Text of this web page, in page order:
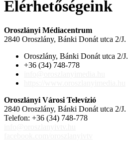
Elérhetőségeink
Oroszlányi Médiacentrum
2840 Oroszlány, Bánki Donát utca 2/J.
Oroszlány, Bánki Donát utca 2/J.
+36 (34) 748-778
Oroszlányi Városi Televízió
2840 Oroszlány, Bánki Donát utca 2/J.
Telefon: +36 (34) 748-778